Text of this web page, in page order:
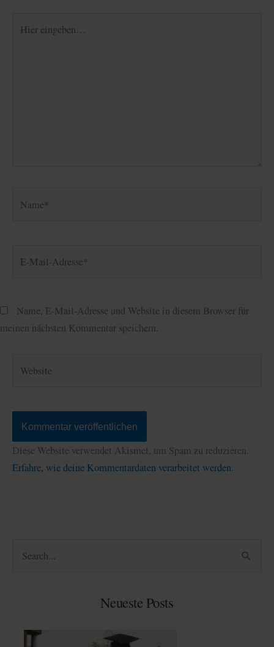
eingeben…
Name, E-Mail-Adresse und Website in diesem Browser für
meinen nächsten Kommentar speichern.
Diese Website verwendet Akismet, um Spam zu reduzieren.
Erfahre, wie deine Kommentardaten verarbeitet werden.
Neueste Posts